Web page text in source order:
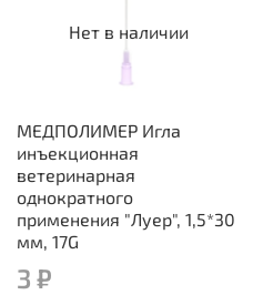
Нет в наличии
МЕДПОЛИМЕР Игла
инъекционная
ветеринарная
однократного
применения "Луер", 1,5*30
мм, 17G
3 ₽